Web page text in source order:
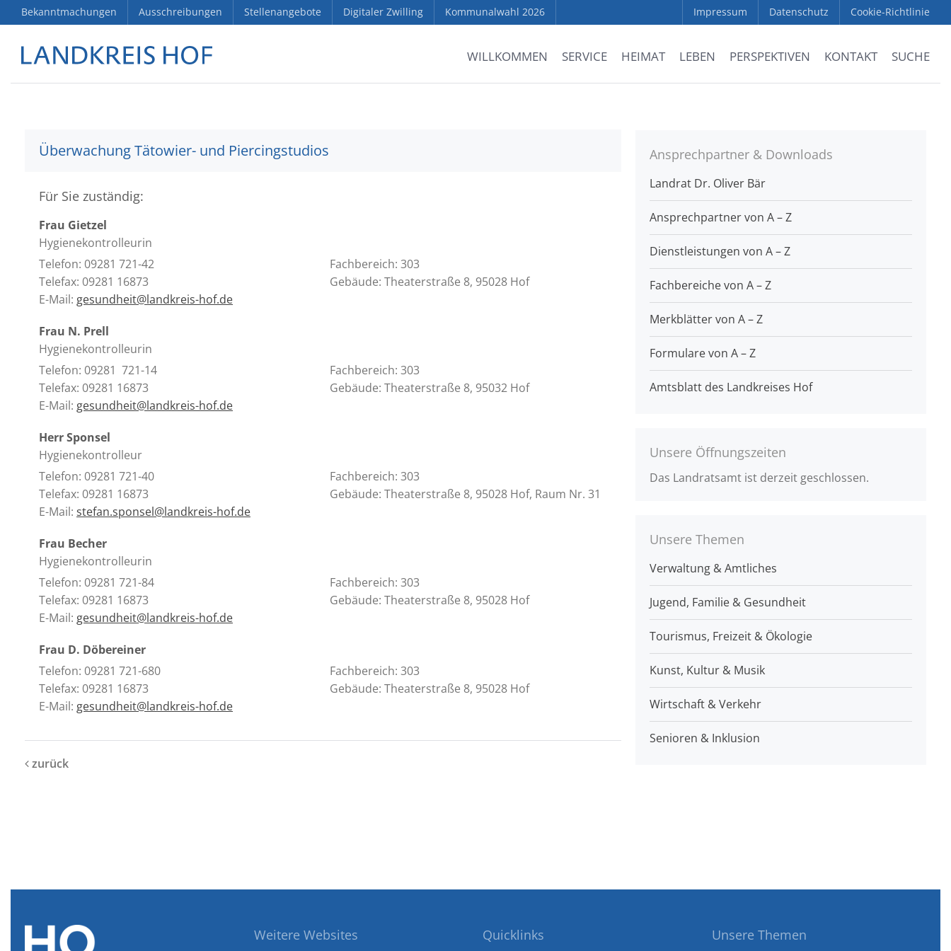
Bekanntmachungen Ausschreibungen Stellenangebote Digitaler Zwilling Kommunalwahl 2026 Impressum Datenschutz Cookie-Richtlinie
WILLKOMMEN SERVICE HEIMAT LEBEN PERSPEKTIVEN KONTAKT SUCHE
Überwachung Tätowier- und Piercingstudios
Für Sie zuständig:
Frau Gietzel
Hygienekontrolleurin
Telefon: 09281 721-42
Telefax: 09281 16873
E-Mail: gesundheit@landkreis-hof.de
Fachbereich: 303
Gebäude: Theaterstraße 8, 95028 Hof
Frau N. Prell
Hygienekontrolleurin
Telefon: 09281 721-14
Telefax: 09281 16873
E-Mail: gesundheit@landkreis-hof.de
Fachbereich: 303
Gebäude: Theaterstraße 8, 95032 Hof
Herr Sponsel
Hygienekontrolleur
Telefon: 09281 721-40
Telefax: 09281 16873
E-Mail: stefan.sponsel@landkreis-hof.de
Fachbereich: 303
Gebäude: Theaterstraße 8, 95028 Hof, Raum Nr. 31
Frau Becher
Hygienekontrolleurin
Telefon: 09281 721-84
Telefax: 09281 16873
E-Mail: gesundheit@landkreis-hof.de
Fachbereich: 303
Gebäude: Theaterstraße 8, 95028 Hof
Frau D. Döbereiner
Telefon: 09281 721-680
Telefax: 09281 16873
E-Mail: gesundheit@landkreis-hof.de
Fachbereich: 303
Gebäude: Theaterstraße 8, 95028 Hof
zurück
Ansprechpartner & Downloads
Landrat Dr. Oliver Bär
Ansprechpartner von A – Z
Dienstleistungen von A – Z
Fachbereiche von A – Z
Merkblätter von A – Z
Formulare von A – Z
Amtsblatt des Landkreises Hof
Unsere Öffnungszeiten
Das Landratsamt ist derzeit geschlossen.
Unsere Themen
Verwaltung & Amtliches
Jugend, Familie & Gesundheit
Tourismus, Freizeit & Ökologie
Kunst, Kultur & Musik
Wirtschaft & Verkehr
Senioren & Inklusion
Weitere Websites Quicklinks Unsere Themen